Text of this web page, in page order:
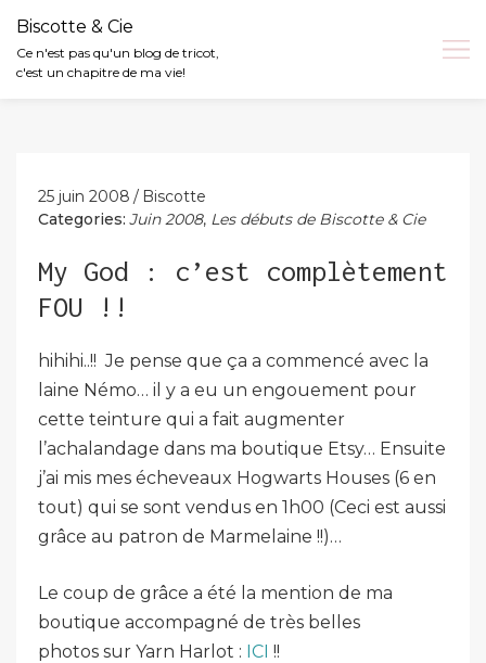
Biscotte & Cie
Ce n'est pas qu'un blog de tricot,
c'est un chapitre de ma vie!
25 juin 2008
Biscotte
Categories: Juin 2008, Les débuts de Biscotte & Cie
My God : c’est complètement
FOU !!
hihihi..!! Je pense que ça a commencé avec la
laine Némo… il y a eu un engouement pour
cette teinture qui a fait augmenter
l’achalandage dans ma boutique Etsy… Ensuite
j’ai mis mes écheveaux Hogwarts Houses (6 en
tout) qui se sont vendus en 1h00 (Ceci est aussi
grâce au patron de Marmelaine !!)…
Le coup de grâce a été la mention de ma
boutique accompagné de très belles
photos sur Yarn Harlot : ICI !!